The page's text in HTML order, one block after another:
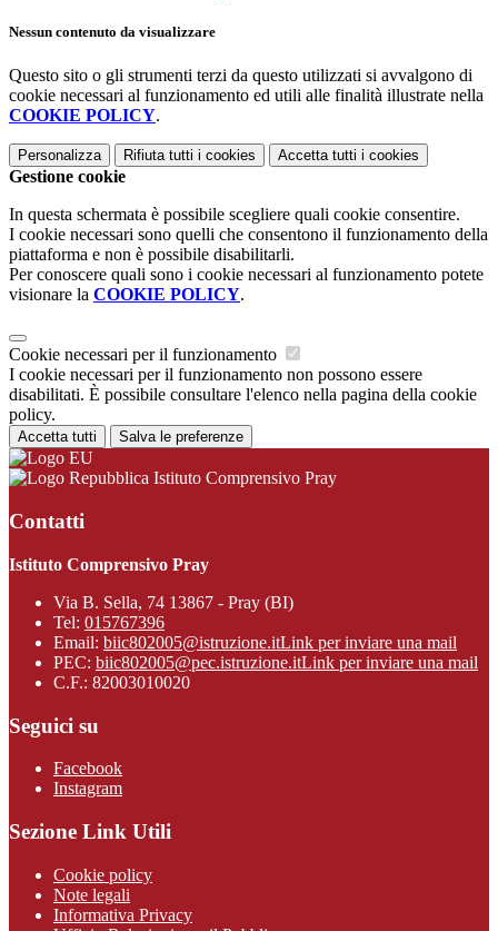
Nessun contenuto da visualizzare
Questo sito o gli strumenti terzi da questo utilizzati si avvalgono di
cookie necessari al funzionamento ed utili alle finalità illustrate nella
COOKIE POLICY.
Personalizza Rifiuta tutti i cookies Accetta tutti i cookies
Gestione cookie
In questa schermata è possibile scegliere quali cookie consentire.
I cookie necessari sono quelli che consentono il funzionamento della
piattaforma e non è possibile disabilitarli.
Per conoscere quali sono i cookie necessari al funzionamento potete
visionare la COOKIE POLICY.
Cookie necessari per il funzionamento
I cookie necessari per il funzionamento non possono essere
disabilitati. È possibile consultare l'elenco nella pagina della cookie
policy.
Accetta tutti Salva le preferenze
Istituto Comprensivo Pray
Contatti
Istituto Comprensivo Pray
Via B. Sella, 74 13867 - Pray (BI)
Tel: 015767396
Email: biic802005@istruzione.itLink per inviare una mail
PEC: biic802005@pec.istruzione.itLink per inviare una mail
C.F.: 82003010020
Seguici su
Facebook
Instagram
Sezione Link Utili
Cookie policy
Note legali
Informativa Privacy